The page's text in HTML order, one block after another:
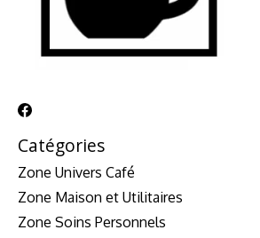
Catégories
Zone Univers Café
Zone Maison et Utilitaires
Zone Soins Personnels